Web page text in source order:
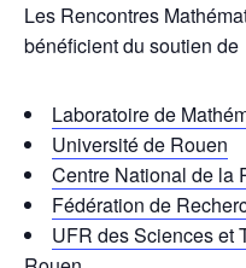
Les Rencontres
bénéficient du soutien de
Laboratoire de
Université de Rouen
Centre National de la
Fédération de
UFR des Sciences et